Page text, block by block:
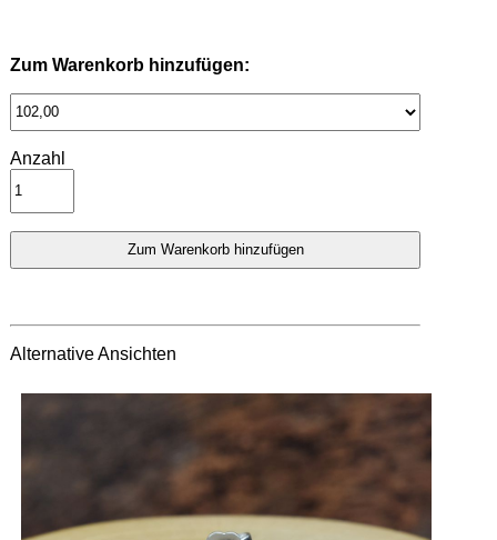
Zum Warenkorb hinzufügen:
Anzahl
Alternative Ansichten